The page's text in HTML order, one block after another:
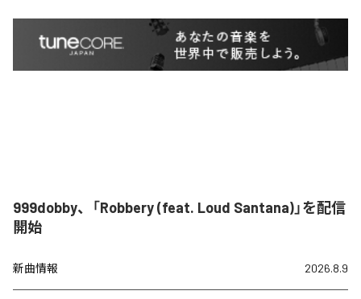
999dobby、「Robbery (feat. Loud Santana)」を配信
開始
新曲情報 2026.8.9